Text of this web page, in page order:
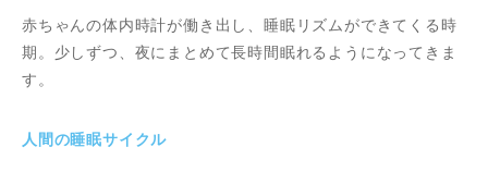
赤ちゃんの体内時計が働き出し、睡眠リズムができてくる時
期。少しずつ、夜にまとめて長時間眠れるようになってきま
す。
人間の睡眠サイクル